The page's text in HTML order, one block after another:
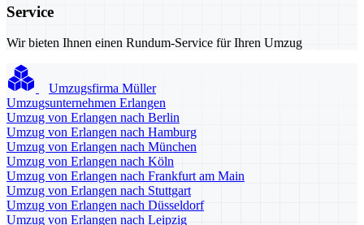
Service
Wir bieten Ihnen einen Rundum-Service für Ihren Umzug
Umzugsfirma Müller
Umzugsunternehmen Erlangen
Umzug von Erlangen nach Berlin
Umzug von Erlangen nach Hamburg
Umzug von Erlangen nach München
Umzug von Erlangen nach Köln
Umzug von Erlangen nach Frankfurt am Main
Umzug von Erlangen nach Stuttgart
Umzug von Erlangen nach Düsseldorf
Umzug von Erlangen nach Leipzig